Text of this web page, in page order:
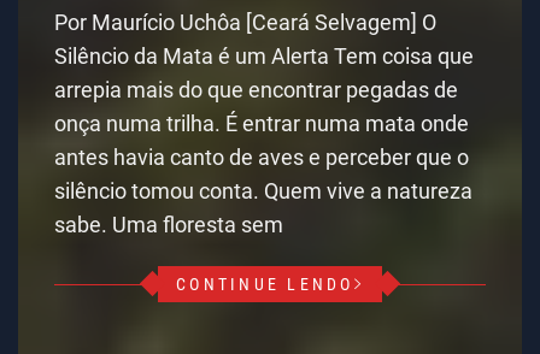
Por Maurício Uchôa [Ceará Selvagem] O
Silêncio da Mata é um Alerta Tem coisa que
arrepia mais do que encontrar pegadas de
onça numa trilha. É entrar numa mata onde
antes havia canto de aves e perceber que o
silêncio tomou conta. Quem vive a natureza
sabe. Uma floresta sem
CONTINUE LENDO